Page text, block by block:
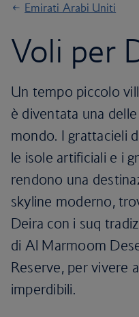
Emirati Arabi Uniti
Voli per
Un tempo piccolo
è diventata una
mondo. I grattacieli
le isole artificiali e i
rendono una
skyline moderno,
Deira con i suq
di Al Marmoom
Reserve, per vivere
imperdibili.